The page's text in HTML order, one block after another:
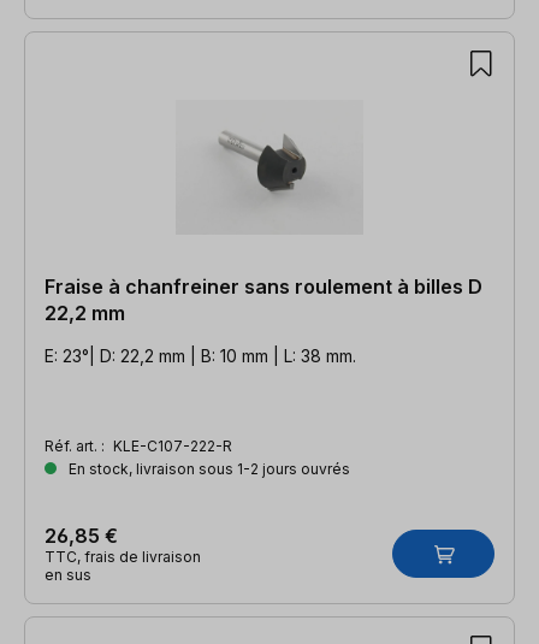
Fraise à chanfreiner sans roulement à billes D
22,2 mm
E: 23°| D: 22,2 mm | B: 10 mm | L: 38 mm.
Réf. art. : KLE-C107-222-R
En stock, livraison sous 1-2 jours ouvrés
26,85 €
TTC, frais de livraison
en sus